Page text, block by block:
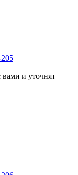
вами и уточнят